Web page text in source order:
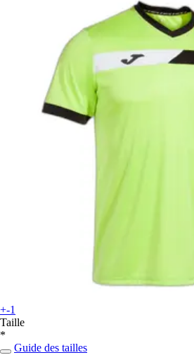
+-1
Taille
*
Guide des tailles